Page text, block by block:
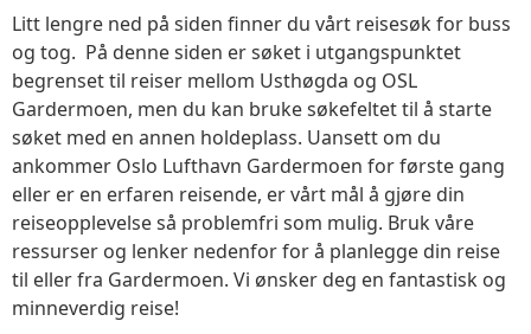
Litt lengre ned på siden finner du vårt reisesøk for buss
og tog. På denne siden er søket i utgangspunktet
begrenset til reiser mellom Usthøgda og OSL
Gardermoen, men du kan bruke søkefeltet til å starte
søket med en annen holdeplass. Uansett om du
ankommer Oslo Lufthavn Gardermoen for første gang
eller er en erfaren reisende, er vårt mål å gjøre din
reiseopplevelse så problemfri som mulig. Bruk våre
ressurser og lenker nedenfor for å planlegge din reise
til eller fra Gardermoen. Vi ønsker deg en fantastisk og
minneverdig reise!